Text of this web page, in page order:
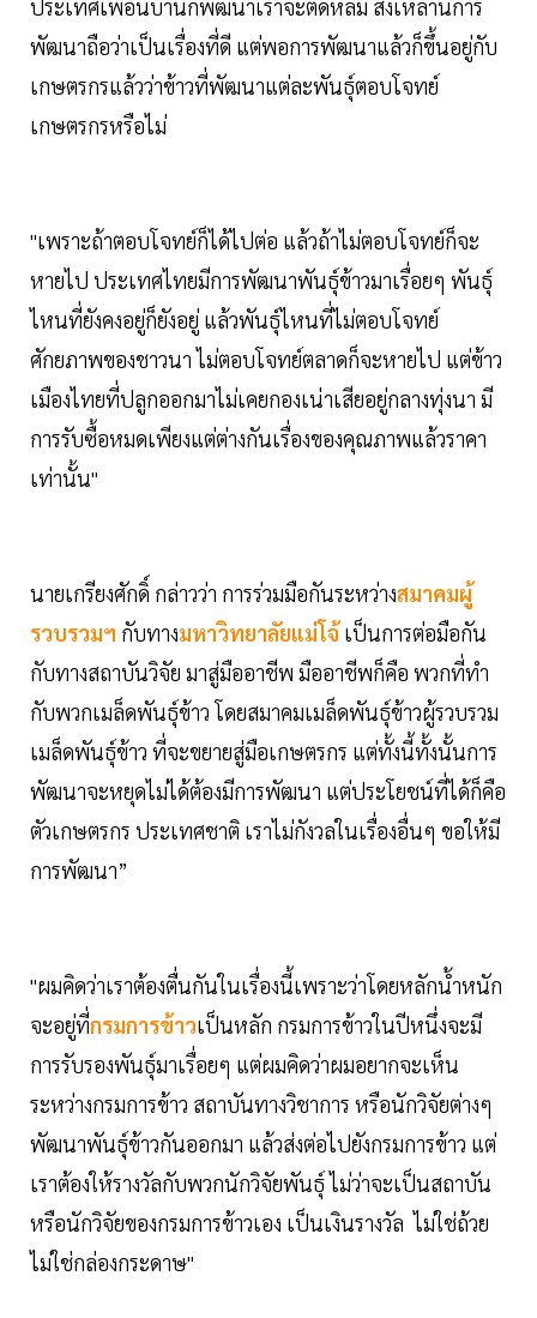
ประเทศเพื่อนบ้านก็พัฒนาเราจะติดหล่ม สิ่งเหล่านี้การ
พัฒนาถือว่าเป็นเรื่องที่ดี แต่พอการพัฒนาแล้วก็ขึ้นอยู่กับ
เกษตรกรแล้วว่าข้าวที่พัฒนาแต่ละพันธุ์ตอบโจทย์
เกษตรกรหรือไม่
"เพราะถ้าตอบโจทย์ก็ได้ไปต่อ แล้วถ้าไม่ตอบโจทย์ก็จะ
หายไป ประเทศไทยมีการพัฒนาพันธุ์ข้าวมาเรื่อยๆ พันธุ์
ไหนที่ยังคงอยู่ก็ยังอยู่ แล้วพันธุ์ไหนที่ไม่ตอบโจทย์
ศักยภาพของชาวนา ไม่ตอบโจทย์ตลาดก็จะหายไป แต่ข้าว
เมืองไทยที่ปลูกออกมาไม่เคยกองเน่าเสียอยู่กลางทุ่งนา มี
การรับซื้อหมดเพียงแต่ต่างกันเรื่องของคุณภาพแล้วราคา
เท่านั้น"
นายเกรียงศักดิ์ กล่าวว่า การร่วมมือกันระหว่างสมาคมผู้
รวบรวมฯ กับทางมหาวิทยาลัยแม่โจ้เป็นการต่อมือกัน
กับทางสถาบันวิจัย มาสู่มืออาชีพ มืออาชีพก็คือ พวกที่ทำ
กับพวกเมล็ดพันธุ์ข้าว โดยสมาคมเมล็ดพันธุ์ข้าวผู้รวบรวม
เมล็ดพันธุ์ข้าว ที่จะขยายสู่มือเกษตรกร แต่ทั้งนี้ทั้งนั้นการ
พัฒนาจะหยุดไม่ได้ต้องมีการพัฒนา แต่ประโยชน์ที่ได้ก็คือ
ตัวเกษตรกร ประเทศชาติ เราไม่กังวลในเรื่องอื่นๆ ขอให้มี
การพัฒนา”
"ผมคิดว่าเราต้องตื่นกันในเรื่องนี้เพราะว่าโดยหลักน้ำหนัก
จะอยู่ที่กรมการข้าวเป็นหลัก กรมการข้าวในปีหนึ่งจะมี
การรับรองพันธุ์มาเรื่อยๆ แต่ผมคิดว่าผมอยากจะเห็น
ระหว่างกรมการข้าว สถาบันทางวิชาการ หรือนักวิจัยต่างๆ
พัฒนาพันธุ์ข้าวกันออกมา แล้วส่งต่อไปยังกรมการข้าว แต่
เราต้องให้รางวัลกับพวกนักวิจัยพันธุ์ ไม่ว่าจะเป็นสถาบัน
หรือนักวิจัยของกรมการข้าวเอง เป็นเงินรางวัล ไม่ใช่ถ้วย
ไม่ใช่กล่องกระดาษ"